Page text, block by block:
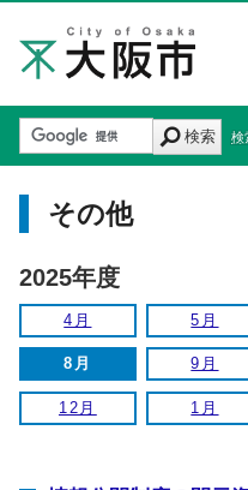
検索 検
その他
2025年度
4月 5月
8月 9月
12月 1月